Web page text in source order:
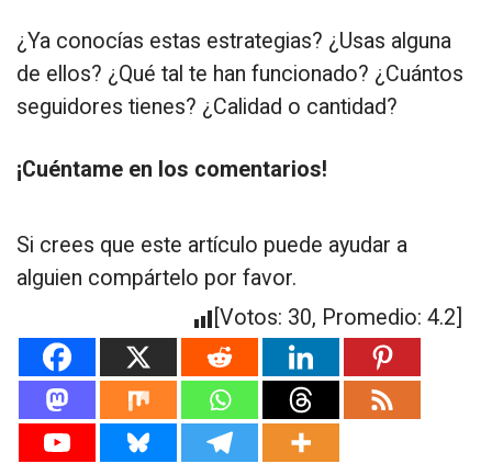
¿Ya conocías estas estrategias? ¿Usas alguna
de ellos? ¿Qué tal te han funcionado? ¿Cuántos
seguidores tienes? ¿Calidad o cantidad?
¡Cuéntame en los comentarios!
Si crees que este artículo puede ayudar a
alguien compártelo por favor.
[Votos: 30, Promedio: 4.2